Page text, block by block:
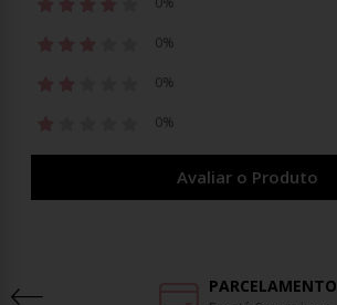
0%
0%
0%
Avaliar o Produto
PARCELAMENTO